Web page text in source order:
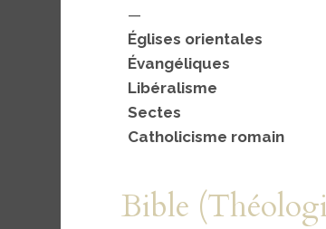
—
Églises orientales
Évangéliques
Libéralisme
Sectes
Catholicisme romain
Bible